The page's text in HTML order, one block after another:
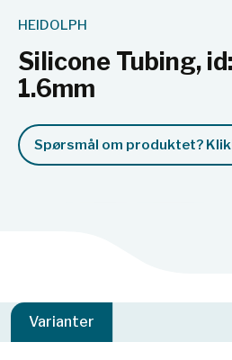
HEIDOLPH
Silicone Tubing,
1.6mm
Spørsmål om produktet?
Varianter